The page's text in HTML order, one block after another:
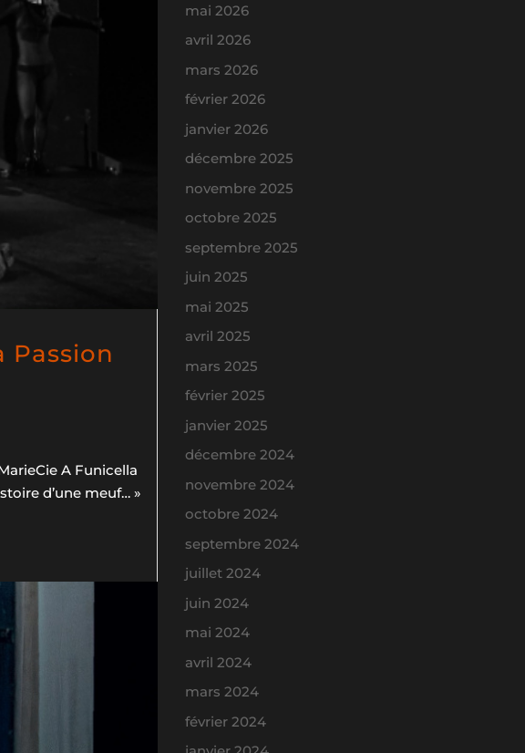
Passion
A Funicella
d’une meuf… »
mai 2026
avril 2026
mars 2026
février 2026
janvier 2026
décembre 2025
novembre 2025
octobre 2025
septembre 2025
juin 2025
mai 2025
avril 2025
mars 2025
février 2025
janvier 2025
décembre 2024
novembre 2024
octobre 2024
septembre 2024
juillet 2024
juin 2024
mai 2024
avril 2024
mars 2024
février 2024